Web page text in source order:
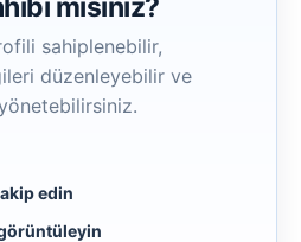
misiniz?
sahiplenebilir,
düzenleyebilir ve
edin